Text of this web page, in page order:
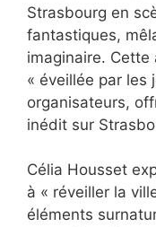
Strasbourg en
fantastiques,
imaginaire. Cette
« éveillée par les
organisateurs,
inédit sur
Célia Housset
à « réveiller la
éléments